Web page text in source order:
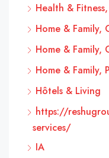
Health &
Home & Family,
Home & Family,
Home & Family,
Hôtels & Living
https://
services/
IA